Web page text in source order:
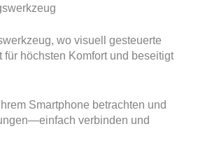
wo visuell gesteuerte
höchsten Komfort und beseitigt
Smartphone betrachten und
verbinden und